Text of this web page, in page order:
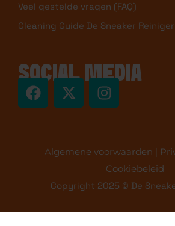
Veel gestelde vragen (FAQ)
Cleaning Guide De Sneaker Reiniger
SOCIAL MEDIA
Algemene voorwaarden|
Copyright 2025 © De